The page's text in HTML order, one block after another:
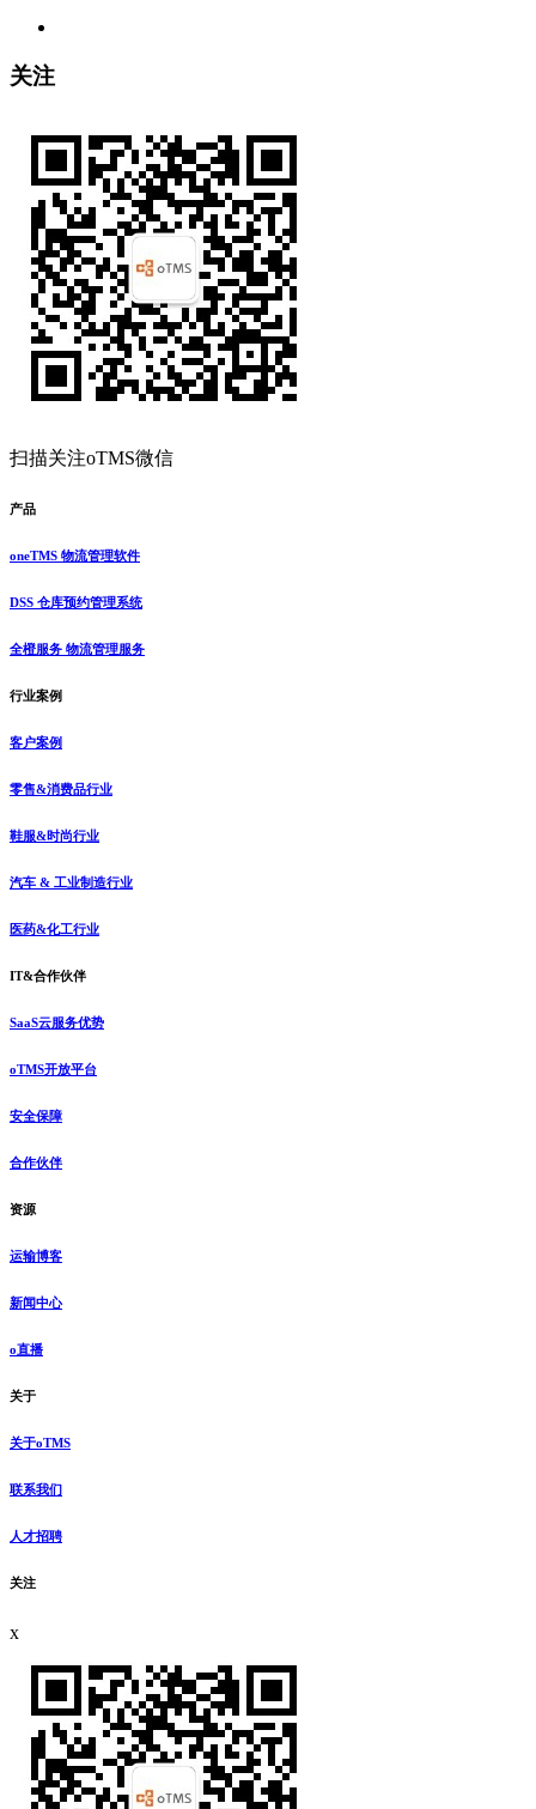
关注
扫描关注oTMS微信
产品
oneTMS 物流管理软件
DSS 仓库预约管理系统
全橙服务 物流管理服务
行业案例
客户案例
零售&消费品行业
鞋服&时尚行业
汽车 & 工业制造行业
医药&化工行业
IT&合作伙伴
SaaS云服务优势
oTMS开放平台
安全保障
合作伙伴
资源
运输博客
新闻中心
o直播
关于
关于oTMS
联系我们
人才招聘
关注
x